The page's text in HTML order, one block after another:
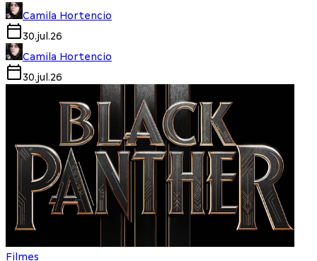
Camila Hortencio
30.jul.26
Camila Hortencio
30.jul.26
Filmes